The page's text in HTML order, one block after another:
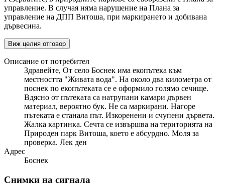
управление. В случая няма нарушение на Плана за
управление на ДПП Витоша, при маркирането и добивана
дървесина.
Виж целия отговор
Описание от потребител
Здравейте, От село Боснек има екопътека към
местността "Живата вода". На около два километра от
поснек по екопътеката се е оформило голямо сечище.
Вдясно от пътеката са натрупани камари дървен
материал, вероятно бук. Не са маркирани. Нагоре
пътеката е станала път. Изкоренени и счупени дървета.
Жалка картинка. Сечта се извършва на територията на
Природен парк Витоша, което е абсурдно. Моля за
проверка. Лек ден
Адрес
Боснек
Снимки на сигнала